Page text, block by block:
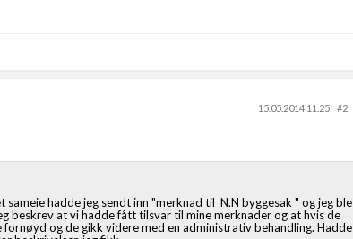
15.05.2014 11.25
#2
hadde jeg sendt inn "merknad til N.N byggesak " og jeg ble
beskrev at vi hadde fått tilsvar til mine merknader og at hvis de
og de gikk videre med en administrativ behandling. Hadde